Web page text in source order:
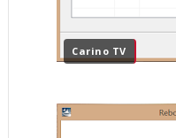
Carino TV